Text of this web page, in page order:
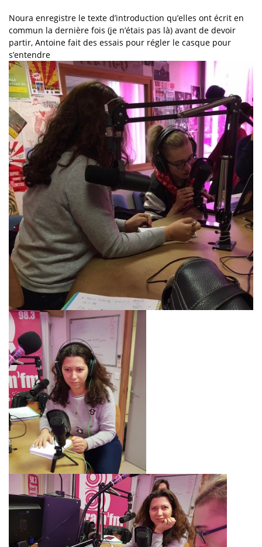
Noura enregistre le texte d’introduction qu’elles ont écrit en
commun la dernière fois (je n’étais pas là) avant de devoir
partir, Antoine fait des essais pour régler le casque pour
s’entendre